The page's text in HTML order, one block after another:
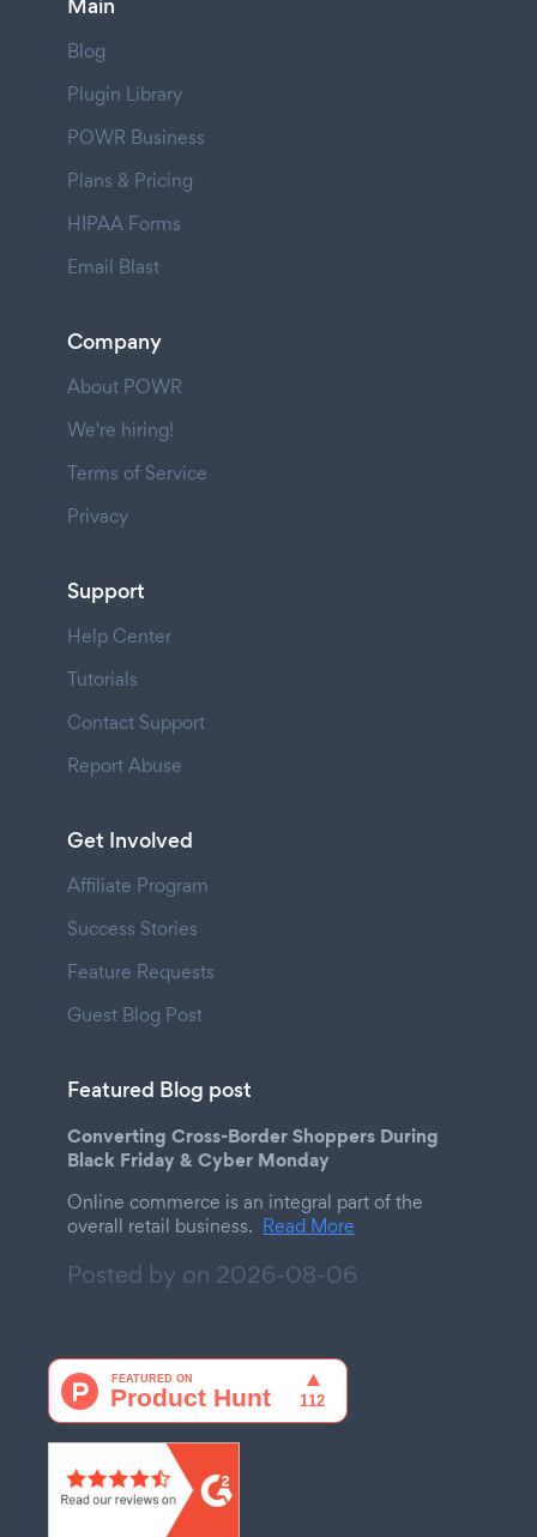
Main
Blog
Plugin Library
POWR Business
Plans & Pricing
HIPAA Forms
Email Blast
Company
About POWR
We're hiring!
Terms of Service
Privacy
Support
Help Center
Tutorials
Contact Support
Report Abuse
Get Involved
Affiliate Program
Success Stories
Feature Requests
Guest Blog Post
Featured Blog post
Converting Cross-Border Shoppers During
Black Friday & Cyber Monday
Online commerce is an integral part of the
overall retail business. Read More
Posted by on 2026-08-06